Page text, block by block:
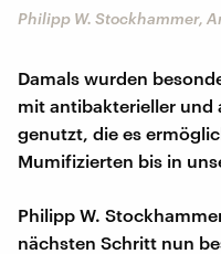
Philipp W. Stockhammer,
Damals wurden
mit antibakterieller
genutzt, die es
Mumifizierten bis in
Philipp W.
nächsten Schritt nun